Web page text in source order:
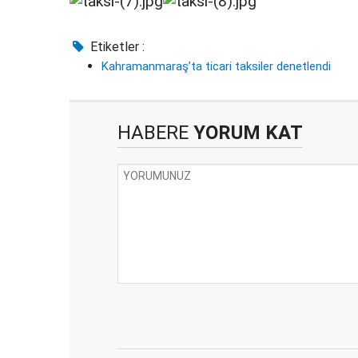
Etiketler :
Kahramanmaraş’ta ticari taksiler denetlendi
HABERE YORUM KAT